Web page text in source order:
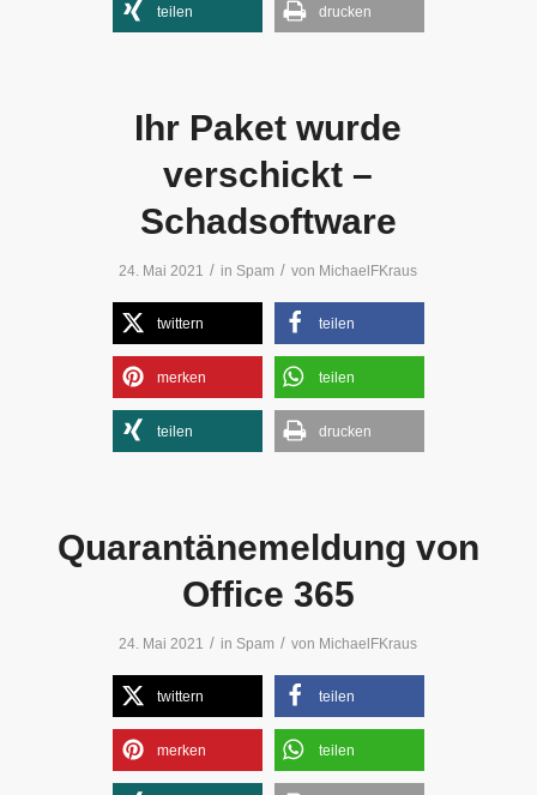
teilen drucken
Ihr Paket wurde
verschickt –
Schadsoftware
24. Mai 2021 / in Spam / von MichaelFKraus
twittern teilen
merken teilen
teilen drucken
Quarantänemeldung von
Office 365
24. Mai 2021 / in Spam / von MichaelFKraus
twittern teilen
merken teilen